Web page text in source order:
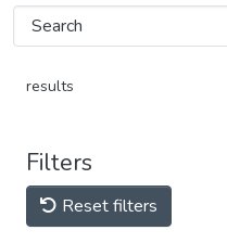
results
Filters
Reset filters